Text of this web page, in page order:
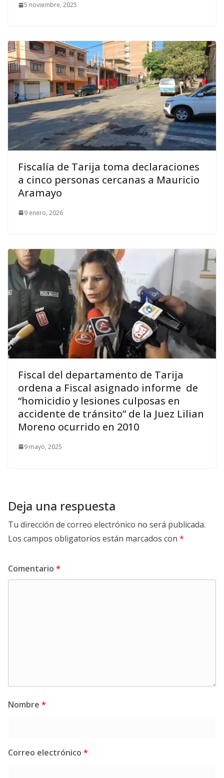
5 noviembre, 2025
Fiscalía de Tarija toma declaraciones
a cinco personas cercanas a Mauricio
Aramayo
9 enero, 2026
Fiscal del departamento de Tarija
ordena a Fiscal asignado informe de
“homicidio y lesiones culposas en
accidente de tránsito” de la Juez Lilian
Moreno ocurrido en 2010
9 mayo, 2025
Deja una respuesta
Tu dirección de correo electrónico no será publicada.
Los campos obligatorios están marcados con *
Comentario *
Nombre *
Correo electrónico *